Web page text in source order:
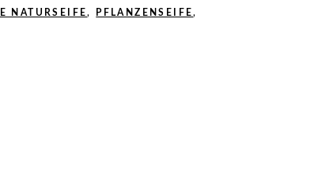
NATURSEIFE, PFLANZENSEIFE,